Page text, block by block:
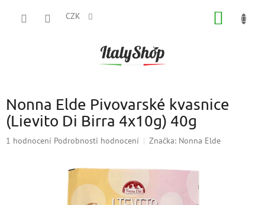
CZK
Nonna Elde Pivovarské kvasnice
(Lievito Di Birra 4x10g) 40g
Průměrné
1 hodnocení Podrobnosti hodnocení Značka: Nonna Elde